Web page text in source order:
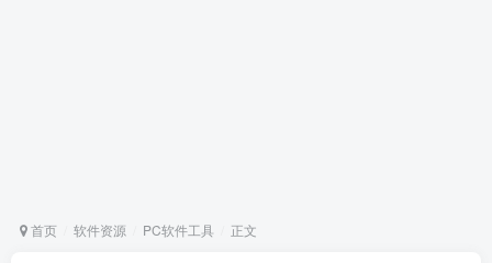
首页 软件资源 PC软件工具 正文